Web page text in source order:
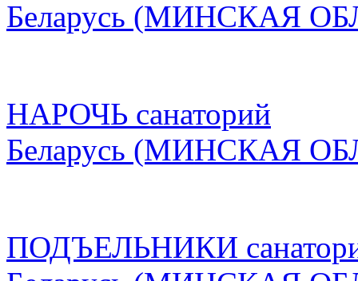
Беларусь (МИНСКАЯ
НАРОЧЬ санаторий
Беларусь (МИНСКАЯ
ПОДЪЕЛЬНИКИ